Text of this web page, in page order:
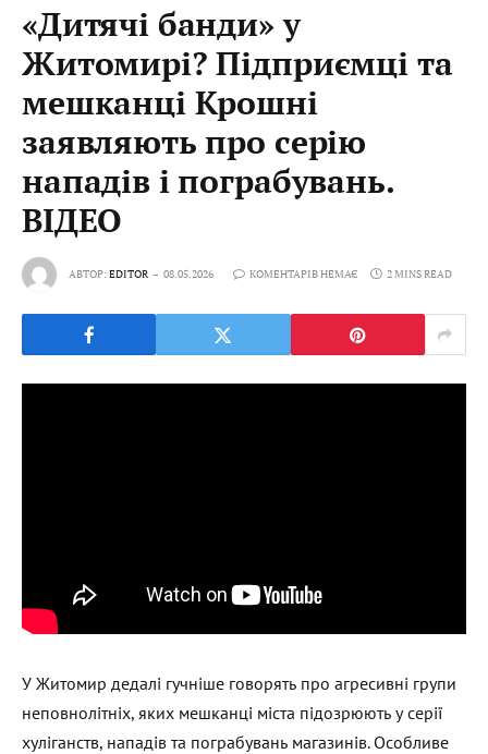
«Дитячі банди» у
Житомирі? Підприємці та
мешканці Крошні
заявляють про серію
нападів і пограбувань.
ВІДЕО
АВТОР:EDITOR 08.05.2026 КОМЕНТАРІВ НЕМАЄ 2 MINS READ
У Житомир дедалі гучніше говорять про агресивні групи
неповнолітніх, яких мешканці міста підозрюють у серії
хуліганств, нападів та пограбувань магазинів. Особливе